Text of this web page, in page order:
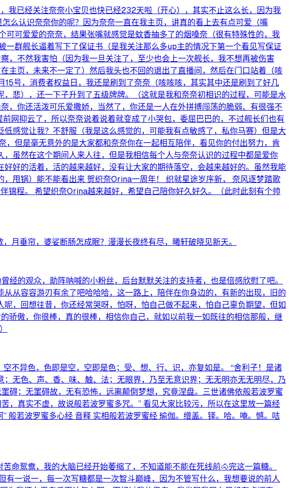
我已经关注奈奈小宝贝也快已经232天啦（开心），其实不止这么长，因为我
么认识奈奈你的呢？因为奈奈一直在我主页，讲真的看上去有点可爱（嘴
可爱爱的奈奈，结果张嘴就感觉是蚊香抽多了的烟嗓奈（很有特殊性的，我
群舰长逼着写下了保证书（是我关注那么多up主的情况下第一个看见写保证
，不然我害怕（因为我一旦关注了，至少也会上一次舰长，我不想再被伤害
主页，未来不一定了）然后我头也不回的退出了直播间，然后在门口站着（咳
号，消费者权益日，我还是刷到了奈奈（咳咳咳，其实其中还是刷到了好几
悲），还一下子升到了五级牌牌。（这就是我和奈奈初相识的过程，可能是水
，你还活泼可乐爱撒娇，当然了，你还是一人在外拼搏闯荡的脆弱、有很强不
网抑云了，所以奈奈说着说着就变成了小哭包，委屈巴巴的，不过舰长们也有
感觉让我？不舒服（我是这么感觉的，可能我有点敏感了，私你马赛）但是大
但是毫无意外的是大家都和奈奈你在一起相互陪伴，看见你的付出努力，肯
虽然在这个期间人来人往，但是我相信每个人与奈奈认识的过程中都是爱你
好的活着，活的越来越好，没有让大家的期待落空，会越来越好的。虽然我能
甩锅）能不能看出来 贺织奈Orina一周年！ 织就星途岁序新， 奈风逐梦踏歌
锦程。 希望织奈Orina越来越好，希望自己陪你好久好久。（此时此刻有个帅
月垂帘，婆娑断肠怎成眠？漫漫长夜终有尽，曦轩破晓见新天。
的观众，助阵呐喊的小粉丝，后台默默关注的支持者，也是倍感欣慰了吧。
从容容游刃有余了吧哈哈哈，这一路上，陪伴在你身边的，有新的出现，旧的
，回想往昔，你还经常哭呀，怕呀，怕自己做不起来，怕自己辜负期望，但如
骄傲，你很棒，真的很棒，相信你自己，就如以前我一如既往的相信那般，继
不异色，色即是空，空即是色；受、想、行、识，亦复如是。 “舍利子！是诸
无色、声、香、味、触、法；无眼界，乃至无意识界；无无明亦无无明尽，乃
碍；无罣碍故，无有恐怖，远离颠倒梦想，究竟涅盘。三世诸佛依般若波罗蜜
，真实不虚，故说般若波罗蜜多咒。” 看见大家比较污，所以在这里放一篇经
般若波罗蜜多心经 音释 实相般若波罗蜜经 瑜伽。缯盖。铎。哈。唵。憾。咭
命鸳鸯，我的大脑已经开始萎缩了，不知道能不能在死线前🐴完这一篇糖。
一说一，每一次写糖都是一次智斗巅峰，因为不管写什么，我想要说的前人